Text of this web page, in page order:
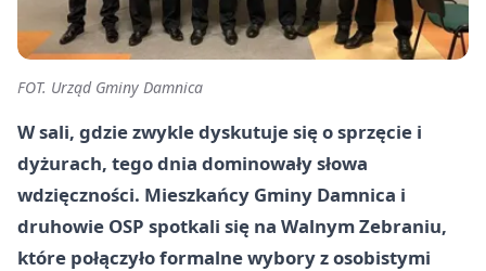
FOT. Urząd Gminy Damnica
W sali, gdzie zwykle dyskutuje się o sprzęcie i
dyżurach, tego dnia dominowały słowa
wdzięczności. Mieszkańcy Gminy Damnica i
druhowie OSP spotkali się na Walnym Zebraniu,
które połączyło formalne wybory z osobistymi